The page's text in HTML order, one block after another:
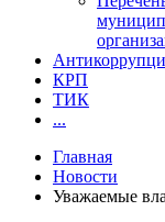
КРП
ТИК
...
Главная
Новости
Уважаемые